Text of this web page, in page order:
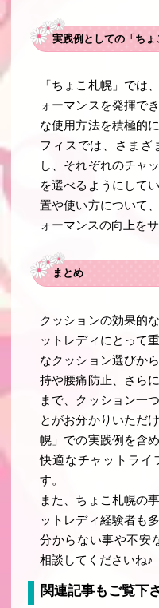
実践例としての「ち
「ちょこ札幌」では
ォーマンスを発揮で
な使用方法を積極的
フィスでは、さまざ
し、それぞれのチャ
を選べるようにして
置や使い方について
ォーマンスの向上を
まとめ
クッションの効果的
ットレディにとって
なクッション選びか
持や腰痛防止、さら
まで、クッション一
とがお分かりいただ
幌」での実践例を含
快適なチャットライ
す。
また、ちょこ札幌の
ットレディ経験者も
分からない事や不安
相談してくださいね♪
関連記事もご覧下